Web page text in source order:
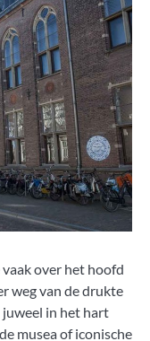
over het hoofd
weg van de drukte
in het hart
musea of iconische